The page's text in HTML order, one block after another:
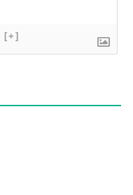
[+]